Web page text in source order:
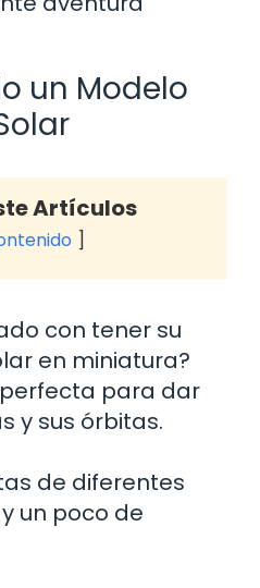
un Modelo
Artículos
con tener su
en miniatura?
para dar
y sus órbitas.
de diferentes
un poco de